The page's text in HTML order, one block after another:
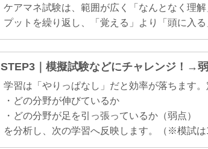
ケアマネ試験は、範囲が広く「なんとなく理
プットを繰り返し、「覚える」より「頭に入る
STEP3｜模擬試験などにチャレンジ！→
学習は「やりっぱなし」だと効率が落ちます。
・どの分野が伸びているか
・どの分野が足を引っ張っているか（弱点）
を分析し、次の学習へ反映します。（※模試は